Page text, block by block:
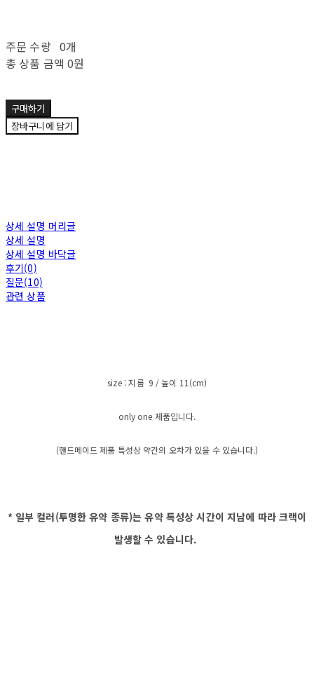
주문 수량 0개
총 상품 금액 0원
구매하기
장바구니에 담기
상세 설명 머리글
상세 설명
상세 설명 바닥글
후기(0)
질문(10)
관련 상품
size : 지름 9 / 높이 11(cm)
only one 제품입니다.
(핸드메이드 제품 특성상 약간의 오차가 있을 수 있습니다.)
* 일부 컬러(투명한 유약 종류)는 유약 특성상 시간이 지남에 따라 크랙이
발생할 수 있습니다.